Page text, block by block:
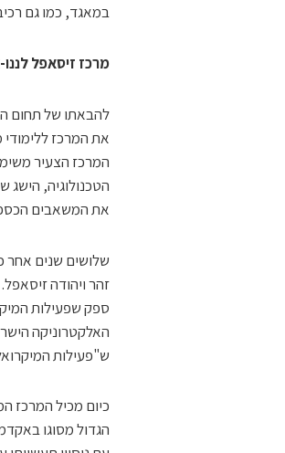
במאגד, כמו גם
מרכז זיסאפל
את המרכז ללימודי
המרכז הצעיר
את המשאבים
זהר ויהודה
ספק שפעילות
האלקטרוניקה
ש"פעילות